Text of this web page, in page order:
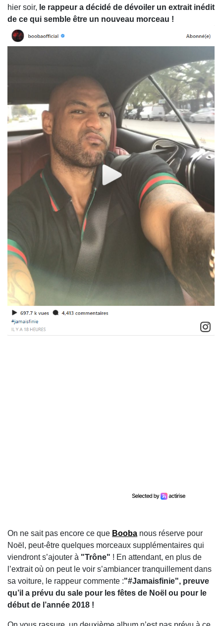
hier soir, le rappeur a décidé de dévoiler un extrait inédit
de ce qui semble être un nouveau morceau !
On ne sait pas encore ce que Booba nous réserve pour
Noël, peut-être quelques morceaux supplémentaires qui
viendront s’ajouter à "Trône" ! En attendant, en plus de
l’extrait où on peut le voir s’ambiancer tranquillement dans
sa voiture, le rappeur commente :"#Jamaisfinie", preuve
qu’il a prévu du sale pour les fêtes de Noël ou pour le
début de l’année 2018 !